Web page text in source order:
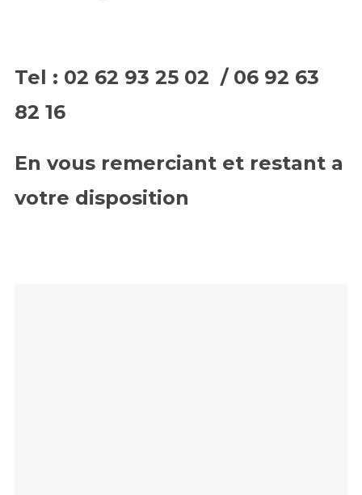
Tel : 02 62 93 25 02 / 06 92 63
82 16
En vous remerciant et restant a
votre disposition